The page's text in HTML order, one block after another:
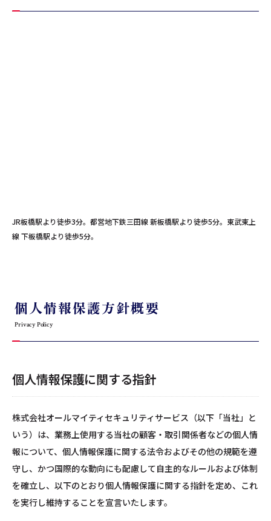
JR板橋駅より徒歩3分。都営地下鉄三田線 新板橋駅より徒歩5分。東武東上
線 下板橋駅より徒歩5分。
個人情報保護方針概要
Privacy Policy
個人情報保護に関する指針
株式会社オールマイティセキュリティサービス（以下「当社」と
いう）は、業務上使用する当社の顧客・取引関係者などの個人情
報について、個人情報保護に関する法令およびその他の規範を遵
守し、かつ国際的な動向にも配慮して自主的なルールおよび体制
を確立し、以下のとおり個人情報保護に関する指針を定め、これ
を実行し維持することを宣言いたします。